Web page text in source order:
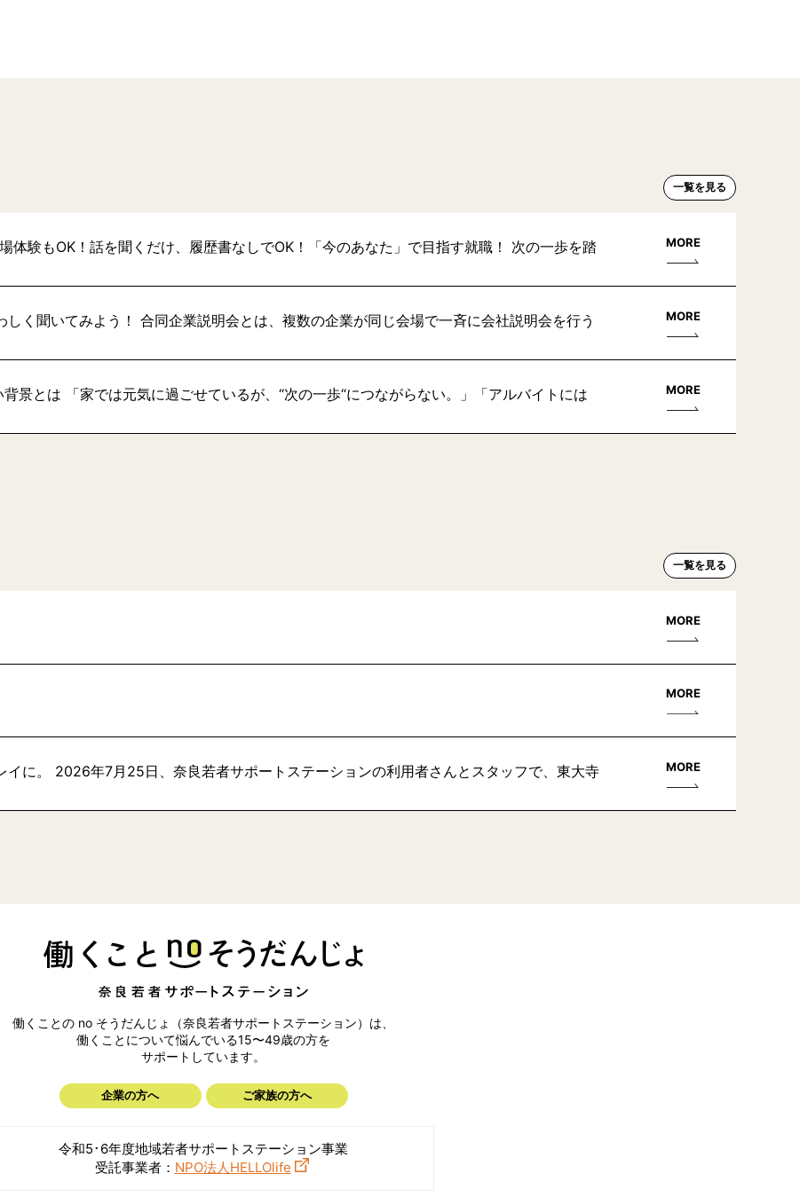
一覧を見る
体験もOK！話を聞くだけ、履歴書なしでOK！「今のあなた」で目指す就職！ 次の一歩を踏
MORE
しく聞いてみよう！ 合同企業説明会とは、複数の企業が同じ会場で一斉に会社説明会を行う
MORE
背景とは 「家では元気に過ごせているが、“次の一歩“につながらない。」「アルバイトには
MORE
一覧を見る
MORE
MORE
イに。 2026年7月25日、奈良若者サポートステーションの利用者さんとスタッフで、東大寺
MORE
働くことの no そうだんじょ（奈良若者サポートステーション）は、
働くことについて悩んでいる15〜49歳の方を
サポートしています。
企業の方へ ご家族の方へ
令和5･6年度地域若者サポートステーション事業
受託事業者： NPO法人HELLOlife